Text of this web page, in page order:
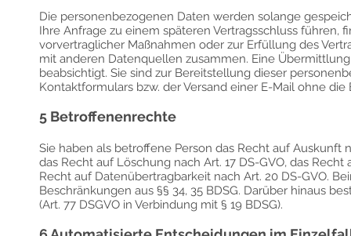
Die personenbezogenen Daten werden solange
Ihre Anfrage zu einem späteren Vertragsschluss
vorvertraglicher Maßnahmen oder zur Erfüllung des
mit anderen Datenquellen zusammen. Eine
beabsichtigt. Sie sind zur Bereitstellung dieser
Kontaktformulars bzw. der Versand einer E-Mail ohne
5 Betroffenenrechte
Sie haben als betroffene Person das Recht auf Auskunft
das Recht auf Löschung nach Art. 17 DS-GVO, das
Recht auf Datenübertragbarkeit nach Art. 20 DS-GVO.
Beschränkungen aus §§ 34, 35 BDSG. Darüber hinaus
(Art. 77 DSGVO in Verbindung mit § 19 BDSG).